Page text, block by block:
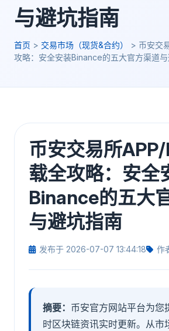
与避坑指南
首页 > 交易市场（现货&合约） > 币安交
攻略：安全安装Binance的五大官方渠道
币安交易所
载全攻略：安全
Binance的五大
与避坑指南
发布于 2026-07-07 13:44:18 作
摘要： 币安官方网站平台为
时区块链资讯实时更新。从市